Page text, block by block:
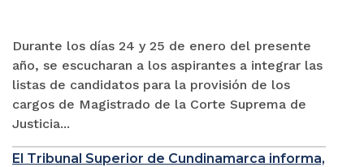
Durante los días 24 y 25 de enero del presente
año, se escucharan a los aspirantes a integrar las
listas de candidatos para la provisión de los
cargos de Magistrado de la Corte Suprema de
Justicia...
El Tribunal Superior de Cundinamarca informa,